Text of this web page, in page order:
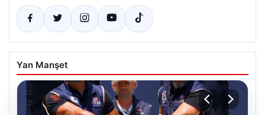
Yan Manşet